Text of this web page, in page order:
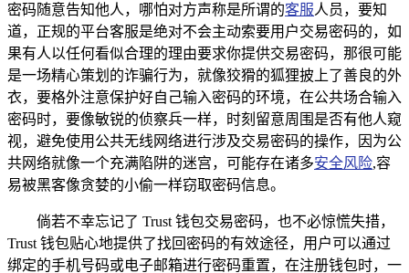
密码随意告知他人，哪怕对方声称是所谓的客服人员，要知
道，正规的平台客服是绝对不会主动索要用户交易密码的，如
果有人以任何看似合理的理由要求你提供交易密码，那很可能
是一场精心策划的诈骗行为，就像狡猾的狐狸披上了善良的外
衣，要格外注意保护好自己输入密码的环境，在公共场合输入
密码时，要像敏锐的侦察兵一样，时刻留意周围是否有他人窥
视，避免使用公共无线网络进行涉及交易密码的操作，因为公
共网络就像一个充满陷阱的迷宫，可能存在诸多安全风险,容
易被黑客像贪婪的小偷一样窃取密码信息。
倘若不幸忘记了 Trust 钱包交易密码，也不必惊慌失措，
Trust 钱包贴心地提供了找回密码的有效途径，用户可以通过
绑定的手机号码或电子邮箱进行密码重置，在注册钱包时，一